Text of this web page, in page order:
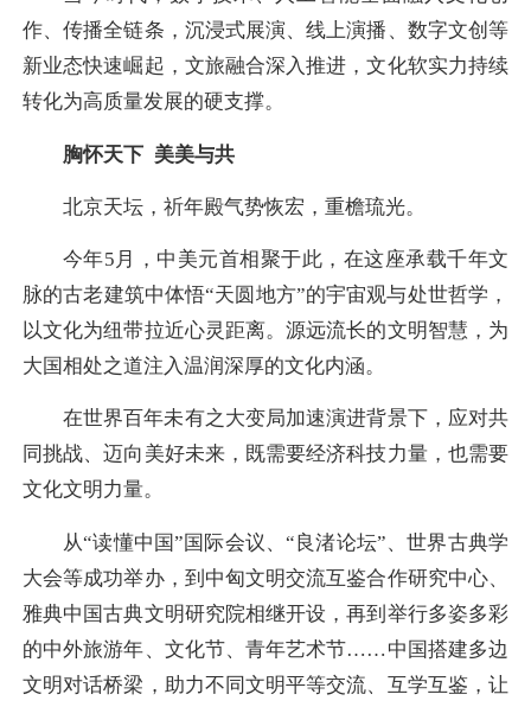
作、传播全链条，沉浸式展演、线上演播、数字文创等
新业态快速崛起，文旅融合深入推进，文化软实力持续
转化为高质量发展的硬支撑。
胸怀天下 美美与共
北京天坛，祈年殿气势恢宏，重檐琉光。
今年5月，中美元首相聚于此，在这座承载千年文
脉的古老建筑中体悟“天圆地方”的宇宙观与处世哲学，
以文化为纽带拉近心灵距离。源远流长的文明智慧，为
大国相处之道注入温润深厚的文化内涵。
在世界百年未有之大变局加速演进背景下，应对共
同挑战、迈向美好未来，既需要经济科技力量，也需要
文化文明力量。
从“读懂中国”国际会议、“良渚论坛”、世界古典学
大会等成功举办，到中匈文明交流互鉴合作研究中心、
雅典中国古典文明研究院相继开设，再到举行多姿多彩
的中外旅游年、文化节、青年艺术节……中国搭建多边
文明对话桥梁，助力不同文明平等交流、互学互鉴，让